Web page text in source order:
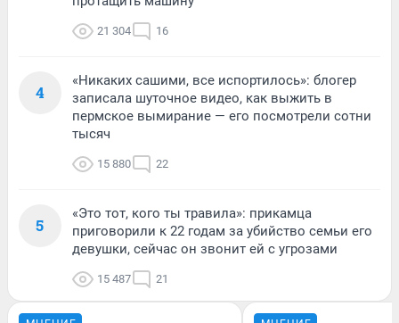
21 304 16
4
«Никаких сашими, все испортилось»: блогер
записала шуточное видео, как выжить в
пермское вымирание — его посмотрели сотни
тысяч
15 880 22
5
«Это тот, кого ты травила»: прикамца
приговорили к 22 годам за убийство семьи его
девушки, сейчас он звонит ей с угрозами
15 487 21